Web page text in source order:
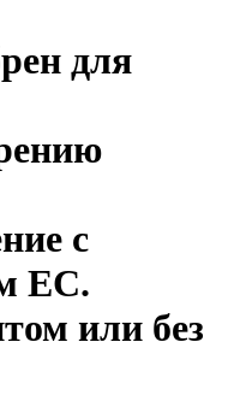
для
с
EC.
или без